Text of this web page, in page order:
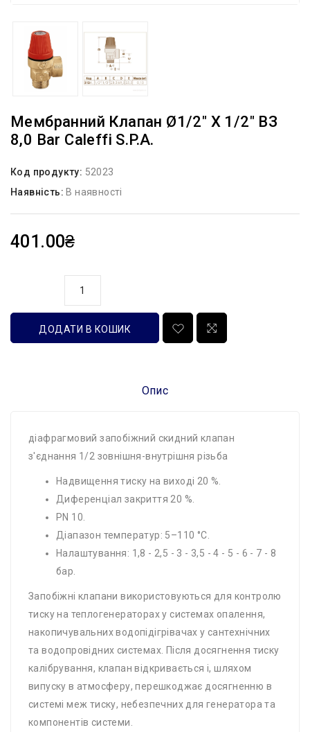
Мембранний Клапан Ø1/2″ Х 1/2″ ВЗ
8,0 Bar Caleffi S.p.a.
Код продукту: 52023
Наявність: В наявності
401.00₴
ДОДАТИ В КОШИК
Опис
діафрагмовий запобіжний скидний клапан
з'єднання 1/2 зовнішня-внутрішня різьба
Надвищення тиску на виході 20 %.
Диференціал закриття 20 %.
PN 10.
Діапазон температур: 5–110 °C.
Налаштування: 1,8 - 2,5 - 3 - 3,5 - 4 - 5 - 6 - 7 - 8
бар.
Запобіжні клапани використовуються для контролю
тиску на теплогенераторах у системах опалення,
накопичувальних водопідігрівачах у сантехнічних
та водопровідних системах. Після досягнення тиску
калібрування, клапан відкривається і, шляхом
випуску в атмосферу, перешкоджає досягненню в
системі меж тиску, небезпечних для генератора та
компонентів системи.